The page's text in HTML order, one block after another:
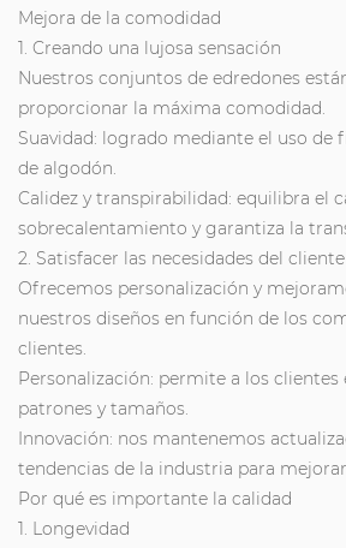
Mejora de la comodidad
1. Creando una lujosa sensación
Nuestros conjuntos de edredones
proporcionar la máxima comodidad.
Suavidad: logrado mediante el uso de
de algodón.
Calidez y transpirabilidad: equilibra el
sobrecalentamiento y garantiza la
2. Satisfacer las necesidades del cliente
Ofrecemos personalización y
nuestros diseños en función de los
clientes.
Personalización: permite a los clientes
patrones y tamaños.
Innovación: nos mantenemos
tendencias de la industria para
Por qué es importante la calidad
1. Longevidad